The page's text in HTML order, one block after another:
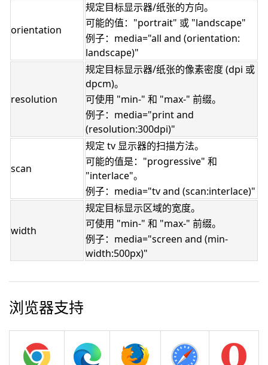
orientation
规定目标显示器/纸张的方向。
可能的值："portrait" 或 "landscape"
例子：media="all and (orientation:
landscape)"
resolution
规定目标显示器/纸张的像素密度 (dpi 或
dpcm)。
可使用 "min-" 和 "max-" 前缀。
例子：media="print and
(resolution:300dpi)"
scan
规定 tv 显示器的扫描方法。
可能的值是："progressive" 和
"interlace"。
例子：media="tv and (scan:interlace)"
width
规定目标显示区域的宽度。
可使用 "min-" 和 "max-" 前缀。
例子：media="screen and (min-
width:500px)"
浏览器支持